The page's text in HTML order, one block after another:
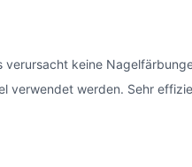
keine
verwendet werden. Sehr